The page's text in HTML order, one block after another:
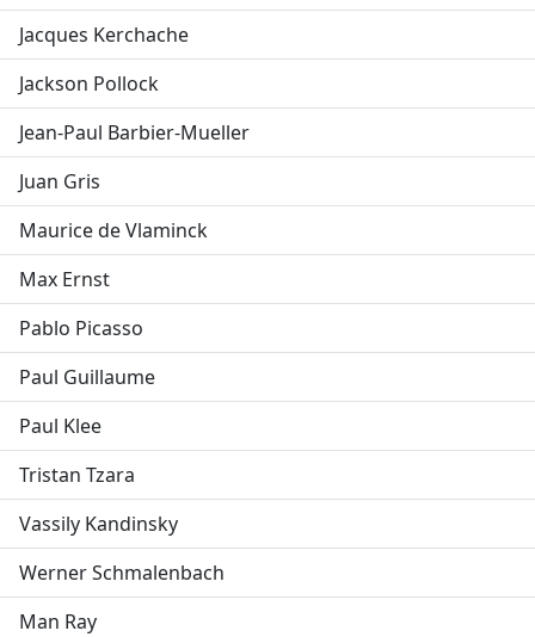
Jacques Kerchache
Jackson Pollock
Jean-Paul Barbier-Mueller
Juan Gris
Maurice de Vlaminck
Max Ernst
Pablo Picasso
Paul Guillaume
Paul Klee
Tristan Tzara
Vassily Kandinsky
Werner Schmalenbach
Man Ray